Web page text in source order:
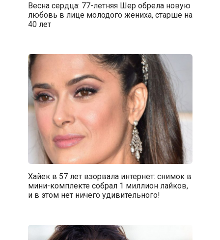
Весна сердца: 77-летняя Шер обрела новую
любовь в лице молодого жениха, старше на
40 лет
Хайек в 57 лет взорвала интернет: снимок в
мини-комплекте собрал 1 миллион лайков,
и в этом нет ничего удивительного!